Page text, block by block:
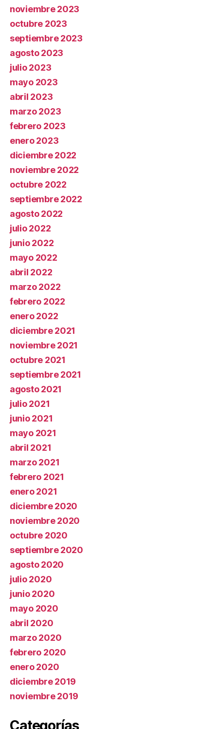
noviembre 2023
octubre 2023
septiembre 2023
agosto 2023
julio 2023
mayo 2023
abril 2023
marzo 2023
febrero 2023
enero 2023
diciembre 2022
noviembre 2022
octubre 2022
septiembre 2022
agosto 2022
julio 2022
junio 2022
mayo 2022
abril 2022
marzo 2022
febrero 2022
enero 2022
diciembre 2021
noviembre 2021
octubre 2021
septiembre 2021
agosto 2021
julio 2021
junio 2021
mayo 2021
abril 2021
marzo 2021
febrero 2021
enero 2021
diciembre 2020
noviembre 2020
octubre 2020
septiembre 2020
agosto 2020
julio 2020
junio 2020
mayo 2020
abril 2020
marzo 2020
febrero 2020
enero 2020
diciembre 2019
noviembre 2019
Categorías